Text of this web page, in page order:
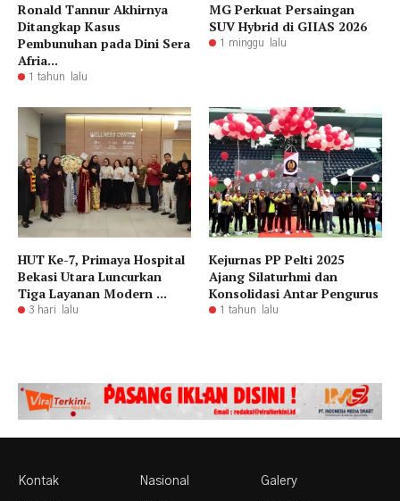
Ronald Tannur Akhirnya
Ditangkap Kasus
Pembunuhan pada Dini Sera
Afria...
1 tahun lalu
MG Perkuat Persaingan
SUV Hybrid di GIIAS 2026
1 minggu lalu
HUT Ke-7, Primaya Hospital
Bekasi Utara Luncurkan
Tiga Layanan Modern ...
3 hari lalu
Kejurnas PP Pelti 2025
Ajang Silaturhmi dan
Konsolidasi Antar Pengurus
1 tahun lalu
Kontak Nasional Galery